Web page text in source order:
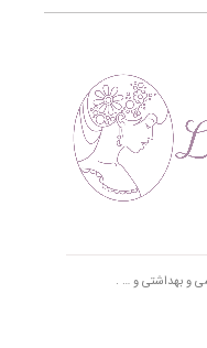
و بهداشتی و … .